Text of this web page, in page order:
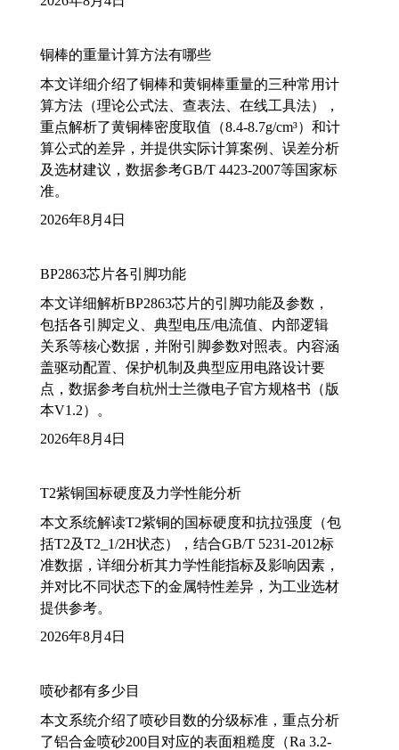
铜棒的重量计算方法有哪些
本文详细介绍了铜棒和黄铜棒重量的三种常用计
算方法（理论公式法、查表法、在线工具法），
重点解析了黄铜棒密度取值（8.4-8.7g/cm³）和计
算公式的差异，并提供实际计算案例、误差分析
及选材建议，数据参考GB/T 4423-2007等国家标
准。
2026年8月4日
BP2863芯片各引脚功能
本文详细解析BP2863芯片的引脚功能及参数，
包括各引脚定义、典型电压/电流值、内部逻辑
关系等核心数据，并附引脚参数对照表。内容涵
盖驱动配置、保护机制及典型应用电路设计要
点，数据参考自杭州士兰微电子官方规格书（版
本V1.2）。
2026年8月4日
T2紫铜国标硬度及力学性能分析
本文系统解读T2紫铜的国标硬度和抗拉强度（包
括T2及T2_1/2H状态），结合GB/T 5231-2012标
准数据，详细分析其力学性能指标及影响因素，
并对比不同状态下的金属特性差异，为工业选材
提供参考。
2026年8月4日
喷砂都有多少目
本文系统介绍了喷砂目数的分级标准，重点分析
了铝合金喷砂200目对应的表面粗糙度（Ra 3.2-